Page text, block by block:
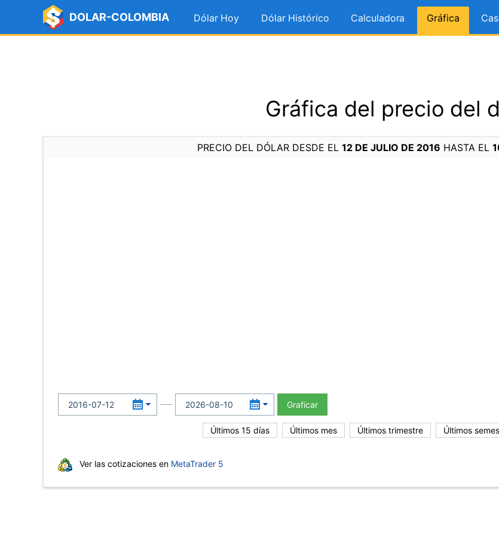
DOLAR-COLOMBIA Dólar Hoy Dólar Histórico Calculadora Gráfica
Gráfica del precio del
PRECIO DEL DÓLAR DESDE EL 12 DE JULIO DE 2016 HASTA EL
Graficar
Últimos 15 días Últimos mes Últimos trimestre Últimos
Ver las cotizaciones en MetaTrader 5